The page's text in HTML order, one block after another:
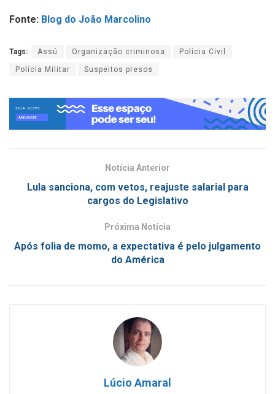
Fonte: Blog do João Marcolino
Tags: Assú Organização criminosa Polícia Civil
Polícia Militar Suspeitos presos
Notícia Anterior
Lula sanciona, com vetos, reajuste salarial para
cargos do Legislativo
Próxima Notícia
Após folia de momo, a expectativa é pelo julgamento
do América
Lúcio Amaral